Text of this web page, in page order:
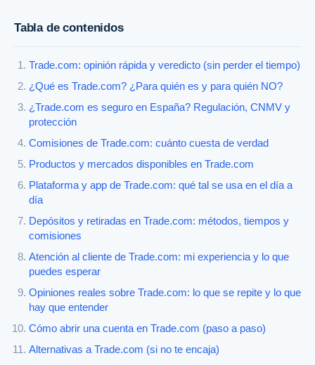
Tabla de contenidos
Trade.com: opinión rápida y veredicto (sin perder el tiempo)
¿Qué es Trade.com? ¿Para quién es y para quién NO?
¿Trade.com es seguro en España? Regulación, CNMV y
protección
Comisiones de Trade.com: cuánto cuesta de verdad
Productos y mercados disponibles en Trade.com
Plataforma y app de Trade.com: qué tal se usa en el día a
día
Depósitos y retiradas en Trade.com: métodos, tiempos y
comisiones
Atención al cliente de Trade.com: mi experiencia y lo que
puedes esperar
Opiniones reales sobre Trade.com: lo que se repite y lo que
hay que entender
Cómo abrir una cuenta en Trade.com (paso a paso)
Alternativas a Trade.com (si no te encaja)